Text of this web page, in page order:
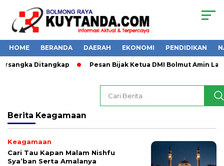
HOME BERANDA DAERAH EKONOMI PENDIDIKAN
Ditangkap Pesan Bijak Ketua DMI Bolmut Amin
Berita Keagamaan
Keagamaan
Cari Tau Kapan Malam Nishfu
Sya’ban Serta Amalanya